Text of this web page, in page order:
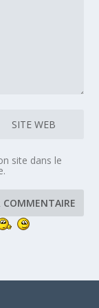
site dans le